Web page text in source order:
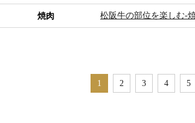
焼肉 松阪牛の部位を楽しむ-
1 2 3 4 5